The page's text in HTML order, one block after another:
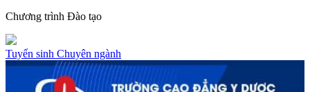
Chương trình Đào tạo
Tuyển sinh Chuyên ngành